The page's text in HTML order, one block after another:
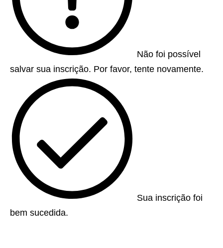
Não foi possível
salvar sua inscrição. Por favor, tente novamente.
Sua inscrição foi
bem sucedida.